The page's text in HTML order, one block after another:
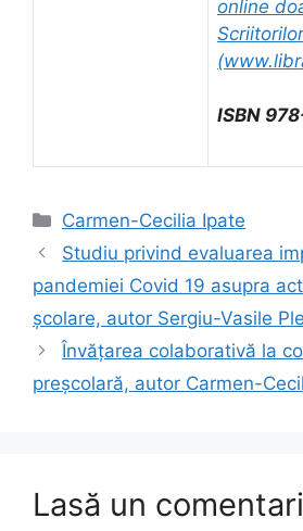
online
Scriitorilor
(
ISBN
Categorii
Carmen-Cecilia Ipate
Studiu privind evaluarea
pandemiei Covid 19 asupra
şcolare, autor Sergiu-Vasile
Învățarea colaborativă la
preșcolară, autor Carmen-
Lasă un